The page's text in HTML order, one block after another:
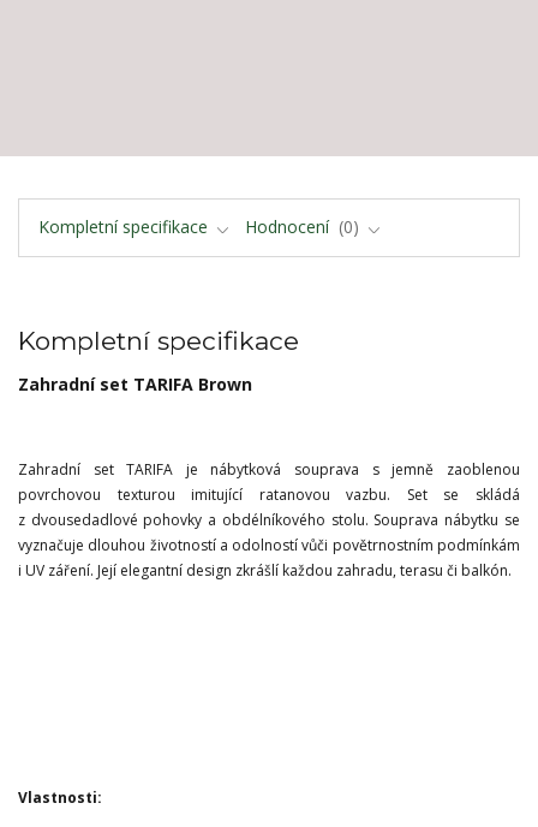
Kompletní specifikace Hodnocení 0
Kompletní specifikace
Zahradní set TARIFA Brown
Zahradní set TARIFA je nábytková souprava s jemně zaoblenou
povrchovou texturou imitující ratanovou vazbu. Set se skládá
z dvousedadlové pohovky a obdélníkového stolu. Souprava nábytku se
vyznačuje dlouhou životností a odolností vůči povětrnostním podmínkám
i UV záření. Její elegantní design zkrášlí každou zahradu, terasu či balkón.
Vlastnosti: